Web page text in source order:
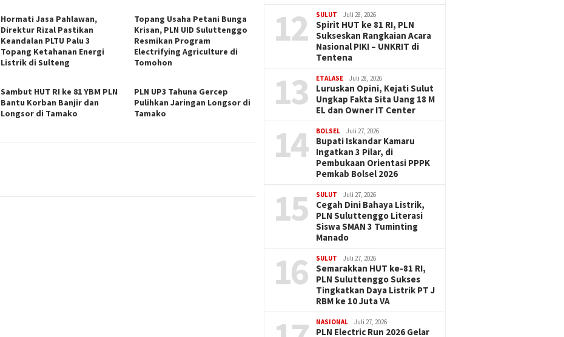
Hormati Jasa Pahlawan,
Direktur Rizal Pastikan
Keandalan PLTU Palu 3
Topang Ketahanan Energi
Listrik di Sulteng
Topang Usaha Petani Bunga
Krisan, PLN UID Suluttenggo
Resmikan Program
Electrifying Agriculture di
Tomohon
Sambut HUT RI ke 81 YBM PLN
Bantu Korban Banjir dan
Longsor di Tamako
PLN UP3 Tahuna Gercep
Pulihkan Jaringan Longsor di
Tamako
12 SULUT Juli 28, 2026
Spirit HUT ke 81 RI, PLN
Sukseskan Rangkaian Acara
Nasional PIKI – UNKRIT di
Tentena
13 ETALASE Juli 28, 2026
Luruskan Opini, Kejati Sulut
Ungkap Fakta Sita Uang 18 M
EL dan Owner IT Center
14 BOLSEL Juli 27, 2026
Bupati Iskandar Kamaru
Ingatkan 3 Pilar, di
Pembukaan Orientasi PPPK
Pemkab Bolsel 2026
15 SULUT Juli 27, 2026
Cegah Dini Bahaya Listrik,
PLN Suluttenggo Literasi
Siswa SMAN 3 Tuminting
Manado
16 SULUT Juli 27, 2026
Semarakkan HUT ke-81 RI,
PLN Suluttenggo Sukses
Tingkatkan Daya Listrik PT J
RBM ke 10 Juta VA
NASIONAL Juli 27, 2026
PLN Electric Run 2026 Gelar